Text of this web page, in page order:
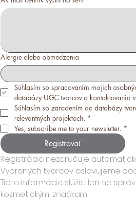
Alergie alebo obmedzenia
Súhlasím so spracovaním mojich
databázy UGC tvorcov a kontaktovania
Súhlasím so zaradením do databázy
relevantných projektoch. *
Yes, subscribe me to your newsletter. *
Registrovať
Registrácia nezaručuje
Vybraných tvorcov oslovujeme
Tieto informácie slúžia len na
kozmetickými značkami.